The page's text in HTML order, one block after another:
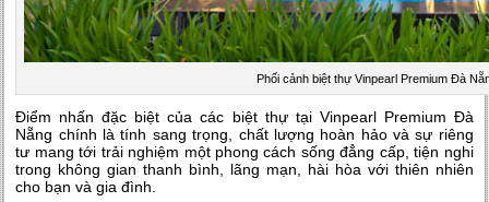
Phối cảnh biệt thự Vinpearl Premium Đà
Điểm nhấn đặc biệt của các biệt thự tại Vinpearl Premium Đà
Nẵng chính là tính sang trọng, chất lượng hoàn hảo và sự riêng
tư mang tới trải nghiệm một phong cách sống đẳng cấp, tiện nghi
trong không gian thanh bình, lãng mạn, hài hòa với thiên nhiên
cho bạn và gia đình.